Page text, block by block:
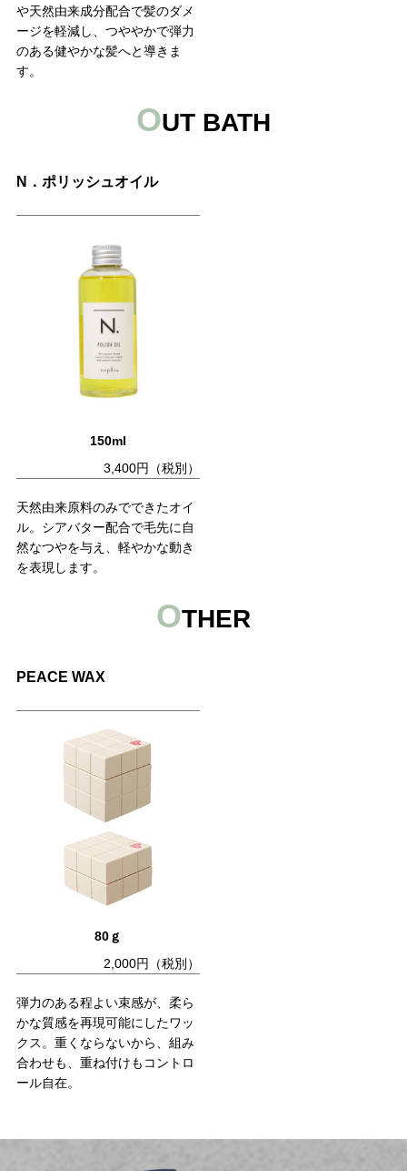
や天然由来成分配合で髪のダメ
ージを軽減し、つややかで弾力
のある健やかな髪へと導きま
す。
OUT BATH
N．ポリッシュオイル
150ml
3,400円（税別）
天然由来原料のみでできたオイ
ル。シアバター配合で毛先に自
然なつやを与え、軽やかな動き
を表現します。
OTHER
PEACE WAX
80ｇ
2,000円（税別）
弾力のある程よい束感が、柔ら
かな質感を再現可能にしたワッ
クス。重くならないから、組み
合わせも、重ね付けもコントロ
ール自在。